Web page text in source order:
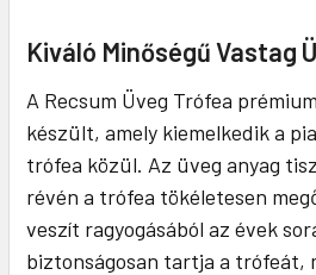
Kiváló Minőségű Vastag
A Recsum Üveg Trófea
készült, amely kiemelkedik a
trófea közül. Az üveg anyag
révén a trófea tökéletesen
veszít ragyogásából az évek
biztonságosan tartja a trófeát,